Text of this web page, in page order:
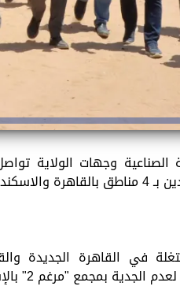
الصناعية وجهات الولاية
في القاهرة الجديدة
بمجمع "مرغم 2" بالإسكندرية